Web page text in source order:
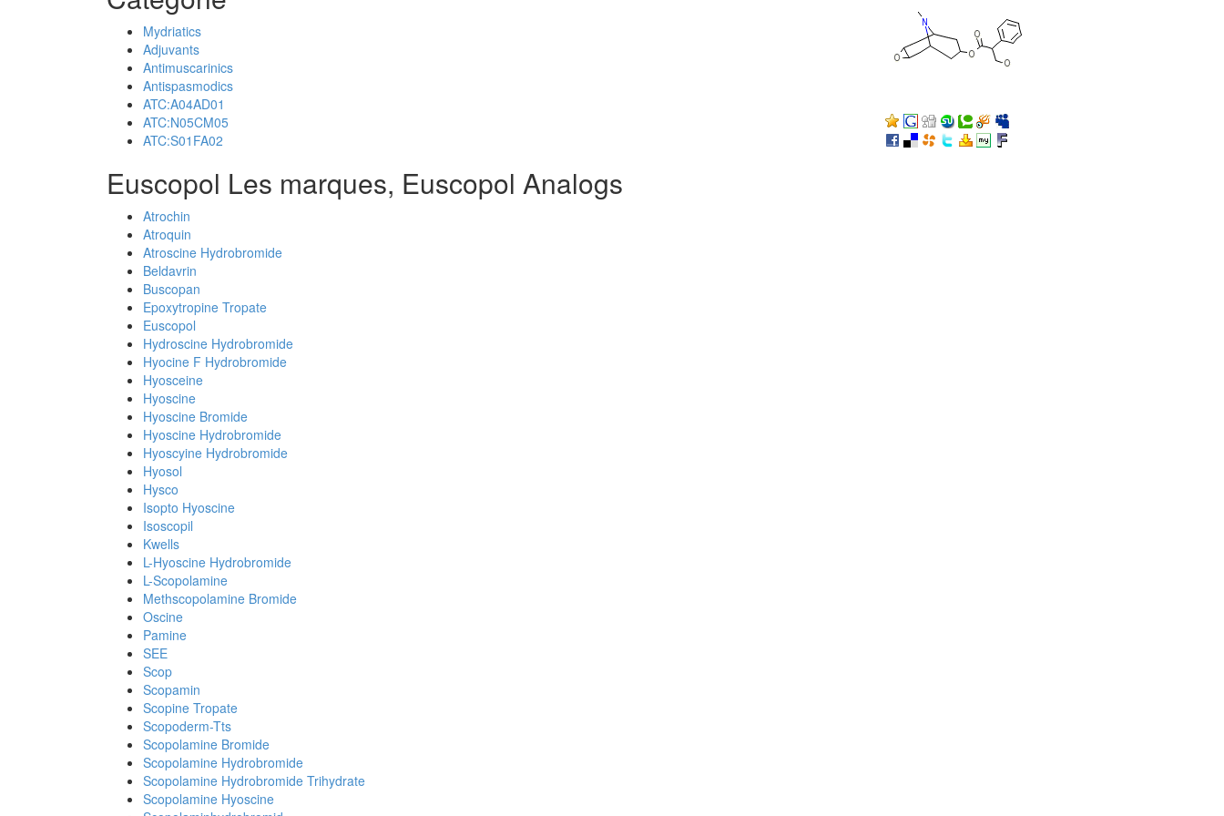
Mydriatics
Adjuvants
Antimuscarinics
Antispasmodics
ATC:A04AD01
ATC:N05CM05
ATC:S01FA02
Euscopol Les marques, Euscopol Analogs
Atrochin
Atroquin
Atroscine Hydrobromide
Beldavrin
Buscopan
Epoxytropine Tropate
Euscopol
Hydroscine Hydrobromide
Hyocine F Hydrobromide
Hyosceine
Hyoscine
Hyoscine Bromide
Hyoscine Hydrobromide
Hyoscyine Hydrobromide
Hyosol
Hysco
Isopto Hyoscine
Isoscopil
Kwells
L-Hyoscine Hydrobromide
L-Scopolamine
Methscopolamine Bromide
Oscine
Pamine
SEE
Scop
Scopamin
Scopine Tropate
Scopoderm-Tts
Scopolamine Bromide
Scopolamine Hydrobromide
Scopolamine Hydrobromide Trihydrate
Scopolamine Hyoscine